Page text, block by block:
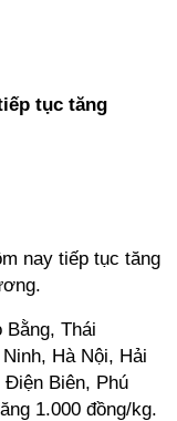
tục tăng
nay tiếp tục tăng
Bằng, Thái
Hà Nội, Hải
Điện Biên, Phú
1.000 đồng/kg.